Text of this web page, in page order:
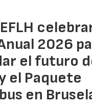
2026
el futuro
el Paquete
en